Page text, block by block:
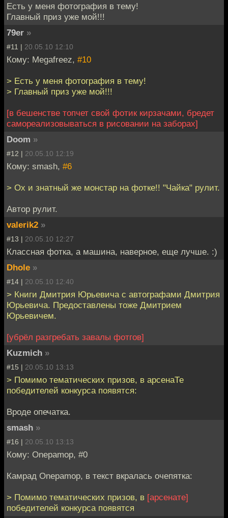
Есть у меня фотография в тему!
Главный приз уже мой!!!
79er »
#11 | 20.05.10 12:10
Кому: Megafreez, #10
> Есть у меня фотография в тему!
> Главный приз уже мой!!!
[в бешенстве топчет свой фотик кирзачами, бредет
самореализовываться в рисовании на заборах]
Doom »
#12 | 20.05.10 12:19
Кому: smash, #6
> Ох и знатный же монстар на фотке!! "Чайка" рулит.
Автор рулит.
valerik2 »
#13 | 20.05.10 12:27
Классная фотка, а машина, наверное, еще лучше. :)
Dhole »
#14 | 20.05.10 12:40
> Книги Дмитрия Юрьевича с автографами Дмитрия
Юрьевича. Предоставлены тоже Дмитрием
Юрьевичем.
[убрёл разгребать завалы фотгов]
Kuzmich »
#15 | 20.05.10 13:13
> Помимо тематических призов, в арсенаТе
победителей конкурса появятся:
Вроде опечатка.
smash »
#16 | 20.05.10 13:13
Кому: Onepamop, #0
Камрад Onepamop, в текст вкралась очепятка:
> Помимо тематических призов, в [арсенате]
победителей конкурса появятся